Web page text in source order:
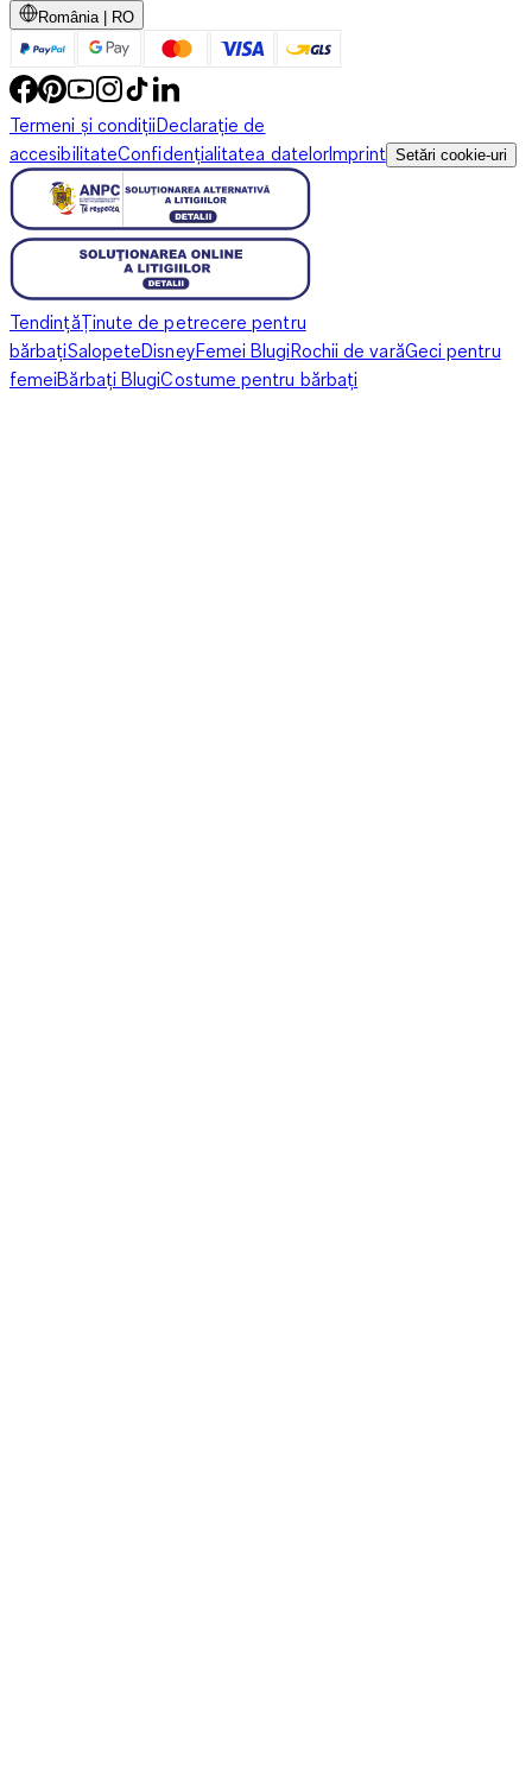
România | RO
Termeni și condițiiDeclarație de
accesibilitateConfidențialitatea datelorImprint Setări cookie-uri
TendințăȚinute de petrecere pentru
bărbațiSalopeteDisneyFemei BlugiRochii de varăGeci pentru
femeiBărbați BlugiCostume pentru bărbați